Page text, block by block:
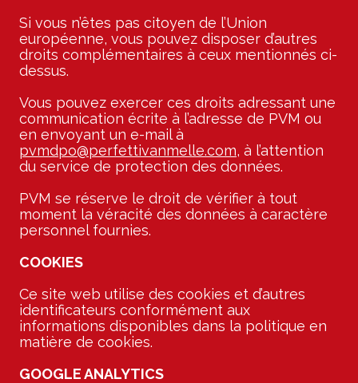
Si vous n’êtes pas citoyen de l’Union
européenne, vous pouvez disposer d’autres
droits complémentaires à ceux mentionnés ci-
dessus.
Vous pouvez exercer ces droits adressant une
communication écrite à l’adresse de PVM ou
en envoyant un e-mail à
pvmdpo@perfettivanmelle.com, à l’attention
du service de protection des données.
PVM se réserve le droit de vérifier à tout
moment la véracité des données à caractère
personnel fournies.
COOKIES
Ce site web utilise des cookies et d’autres
identificateurs conformément aux
informations disponibles dans la politique en
matière de cookies.
GOOGLE ANALYTICS